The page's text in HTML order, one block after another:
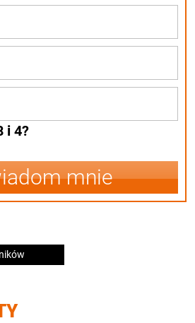
i 4?
mnie